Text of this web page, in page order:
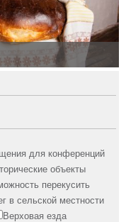
для конференций
объекты
перекусить
в сельской местности
Верховая езда